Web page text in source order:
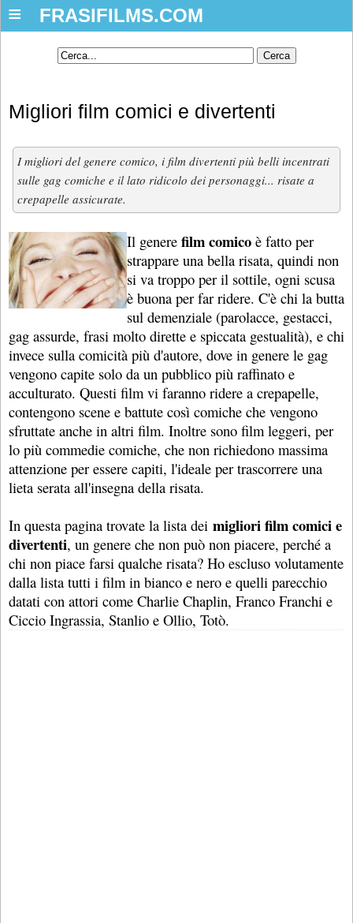
FRASIFILMS.COM
≡
Migliori film comici e divertenti
I migliori del genere comico, i film divertenti più belli incentrati
sulle gag comiche e il lato ridicolo dei personaggi... risate a
crepapelle assicurate.
Il genere film comico è fatto per
strappare una bella risata, quindi non
si va troppo per il sottile, ogni scusa
è buona per far ridere. C'è chi la butta
sul demenziale (parolacce, gestacci,
gag assurde, frasi molto dirette e spiccata gestualità), e chi
invece sulla comicità più d'autore, dove in genere le gag
vengono capite solo da un pubblico più raffinato e
acculturato. Questi film vi faranno ridere a crepapelle,
contengono scene e battute così comiche che vengono
sfruttate anche in altri film. Inoltre sono film leggeri, per
lo più commedie comiche, che non richiedono massima
attenzione per essere capiti, l'ideale per trascorrere una
lieta serata all'insegna della risata.
In questa pagina trovate la lista dei migliori film comici e
divertenti, un genere che non può non piacere, perché a
chi non piace farsi qualche risata? Ho escluso volutamente
dalla lista tutti i film in bianco e nero e quelli parecchio
datati con attori come Charlie Chaplin, Franco Franchi e
Ciccio Ingrassia, Stanlio e Ollio, Totò.